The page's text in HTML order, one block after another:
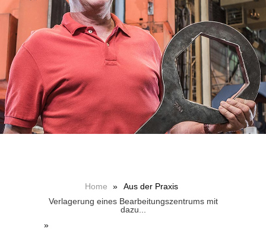
Home Aus der Praxis
»
Verlagerung eines Bearbeitungszentrums mit
dazu...
»